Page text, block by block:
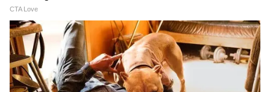
Dilip Ghosh: 'কেউ তৃণমূলীদের দলে নিলে
সে সাসপেন্ড হবে', বিজেপি নেতাদের কড়া
বার্তা দিলীপের
Suvendu Adhikari: ভবানীপুরের গুরুদ্বারে